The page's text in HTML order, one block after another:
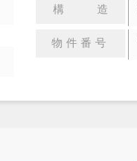
構 造
物件番号